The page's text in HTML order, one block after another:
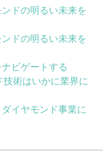
ドの明るい未来を
ドの明るい未来を
ビゲートする
術はいかに業界に
イヤモンド事業に